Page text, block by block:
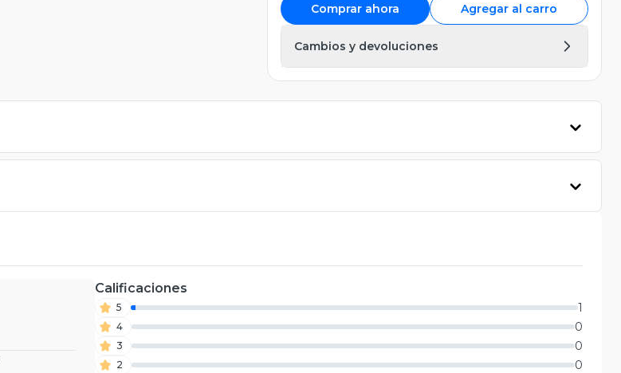
Comprar ahora Agregar al carro
Cambios y devoluciones
Calificaciones
5 1
4 0
3 0
2 0